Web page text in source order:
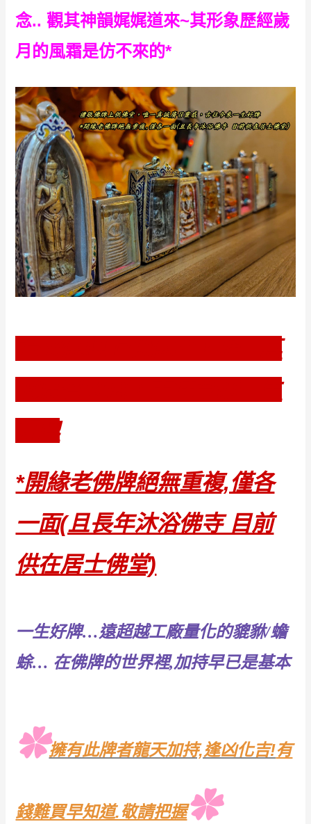
念.. 觀其神韻娓娓道來~其形象歷經歲
月的風霜是仿不來的*
禮敬佛牌上供佛堂，唯一真
誠廣召靈感，古往今來一生
好牌
*開緣老佛牌絕無重複,僅各
一面(且長年沐浴佛寺 目前
供在居士佛堂)
一生好牌…遠超越工廠量化的貔貅/蟾
蜍… 在佛牌的世界裡,加持早已是基本
✿擁有此牌者龍天加持,逢凶化吉!有
錢難買早知道.敬請把握✿